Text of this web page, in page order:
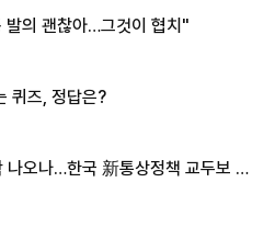
의 괜찮아…그것이 협치"
퀴즈, 정답은?
나오나…한국 新통상정책 교두보 활